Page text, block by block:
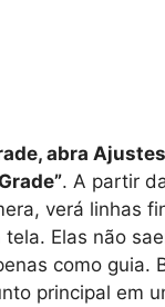
abra
. A partir
verá linhas
Elas não
como guia.
principal em